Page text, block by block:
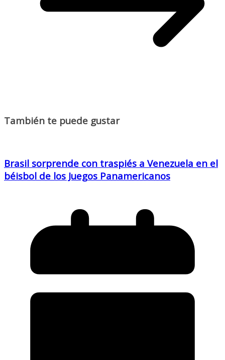
También te puede gustar
Brasil sorprende con traspiés a Venezuela en el
béisbol de los Juegos Panamericanos